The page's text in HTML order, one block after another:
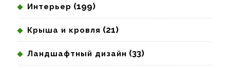
Интерьер (199)
Крыша и кровля (21)
Ландшафтный дизайн (33)